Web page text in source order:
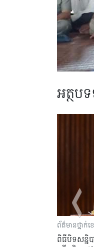
អត្ថប
ព័ត៌មានថ្នាក់ខេ
ពិធីបិទសន្និ